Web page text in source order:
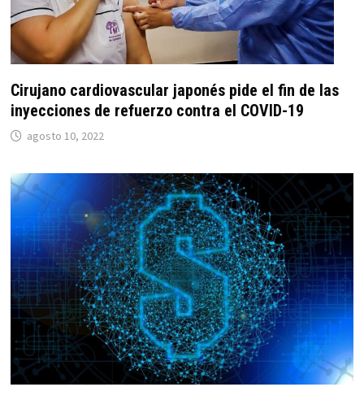
Cirujano cardiovascular japonés pide el fin de las
inyecciones de refuerzo contra el COVID-19
agosto 10, 2022